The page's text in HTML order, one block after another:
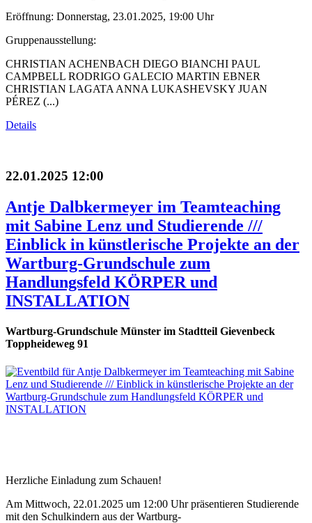
Eröffnung: Donnerstag, 23.01.2025, 19:00 Uhr
Gruppenausstellung:
CHRISTIAN ACHENBACH DIEGO BIANCHI PAUL
CAMPBELL RODRIGO GALECIO MARTIN EBNER
CHRISTIAN LAGATA ANNA LUKASHEVSKY JUAN
PÉREZ (...)
Details
22.01.2025 12:00
Antje Dalbkermeyer im Teamteaching
mit Sabine Lenz und Studierende ///
Einblick in künstlerische Projekte an der
Wartburg-Grundschule zum
Handlungsfeld KÖRPER und
INSTALLATION
Wartburg-Grundschule Münster im Stadtteil Gievenbeck
Toppheideweg 91
Herzliche Einladung zum Schauen!
Am Mittwoch, 22.01.2025 um 12:00 Uhr präsentieren Studierende
mit den Schulkindern aus der Wartburg-